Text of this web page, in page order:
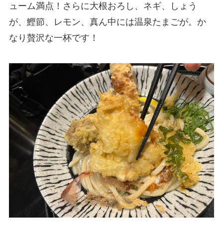
ューム満点！さらに大根おろし、ネギ、しょう
が、鰹節、レモン、真ん中には温泉たまごが。か
なり贅沢な一杯です！